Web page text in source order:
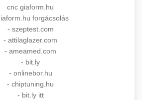
cnc giaform.hu
forgácsolás
- szeptest.com
- attilaglazer.com
- ameamed.com
- bit.ly
- onlinebor.hu
- chiptuning.hu
- bit.ly itt